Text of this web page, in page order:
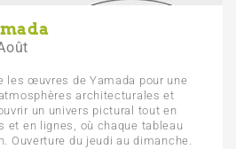
les œuvres de Yamada pour une
architecturales et
un univers pictural tout en
et en lignes, où chaque tableau
Ouverture du jeudi au dimanche.